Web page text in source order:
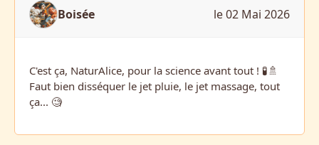
Boisée le 02 Mai 2026
C'est ça, NaturAlice, pour la science avant tout ! 🧪🚿
Faut bien disséquer le jet pluie, le jet massage, tout
ça... 🧐